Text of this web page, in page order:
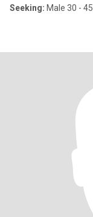
Seeking: Male 30 - 45